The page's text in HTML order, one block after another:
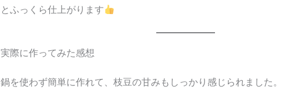
とふっくら仕上がります
実際に作ってみた感想
鍋を使わず簡単に作れて、枝豆の甘みもしっかり感じられました。